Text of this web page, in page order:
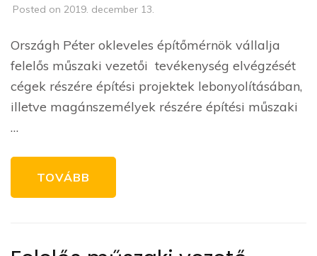
Posted on 2019. december 13.
Országh Péter okleveles építőmérnök vállalja
felelős műszaki vezetői tevékenység elvégzését
cégek részére építési projektek lebonyolításában,
illetve magánszemélyek részére építési műszaki
…
TOVÁBB